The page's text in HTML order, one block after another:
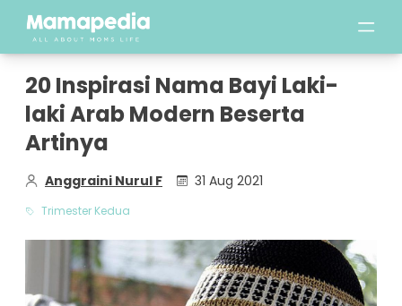
20 Inspirasi Nama Bayi Laki-
laki Arab Modern Beserta
Artinya
Anggraini Nurul F 31 Aug 2021
Trimester Kedua